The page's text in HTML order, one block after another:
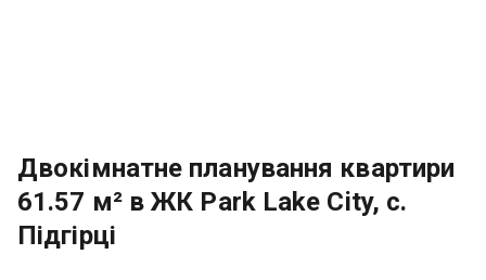
Двокімнатне планування квартири
61.57 м² в ЖК Park Lake City, с.
Підгірці